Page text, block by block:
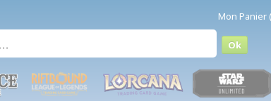
Mon Panier